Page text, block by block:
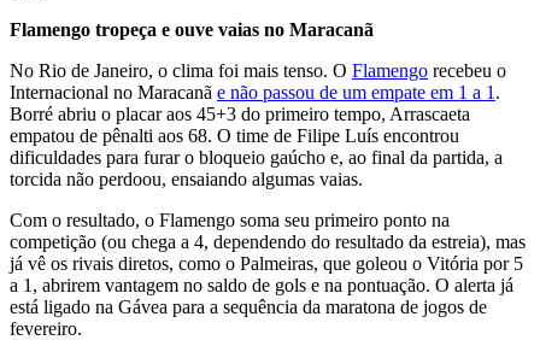
Flamengo tropeça e ouve vaias no Maracanã
No Rio de Janeiro, o clima foi mais tenso. O Flamengo recebeu o
Internacional no Maracanã e não passou de um empate em 1 a 1 .
Borré abriu o placar aos 45+3 do primeiro tempo, Arrascaeta
empatou de pênalti aos 68. O time de Filipe Luís encontrou
dificuldades para furar o bloqueio gaúcho e, ao final da partida, a
torcida não perdoou, ensaiando algumas vaias.
Com o resultado, o Flamengo soma seu primeiro ponto na
competição (ou chega a 4, dependendo do resultado da estreia), mas
já vê os rivais diretos, como o Palmeiras, que goleou o Vitória por 5
a 1, abrirem vantagem no saldo de gols e na pontuação. O alerta já
está ligado na Gávea para a sequência da maratona de jogos de
fevereiro.